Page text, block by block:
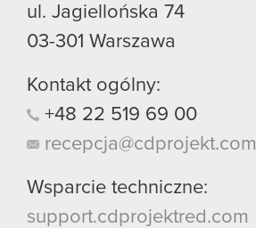
ul. Jagiellońska 74
03-301 Warszawa
Kontakt ogólny:
+48 22 519 69 00
recepcja@cdprojekt.com
Wsparcie techniczne:
support.cdprojektred.com